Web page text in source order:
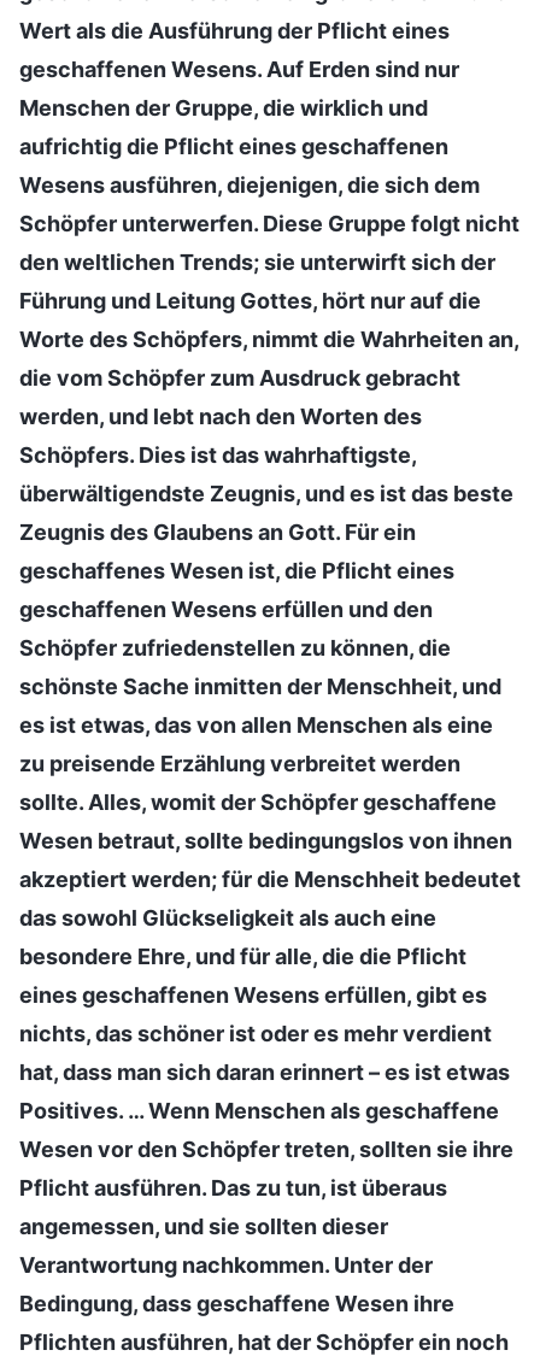
Wert als die Ausführung der Pflicht eines
geschaffenen Wesens. Auf Erden sind nur
Menschen der Gruppe, die wirklich und
aufrichtig die Pflicht eines geschaffenen
Wesens ausführen, diejenigen, die sich dem
Schöpfer unterwerfen. Diese Gruppe folgt nicht
den weltlichen Trends; sie unterwirft sich der
Führung und Leitung Gottes, hört nur auf die
Worte des Schöpfers, nimmt die Wahrheiten an,
die vom Schöpfer zum Ausdruck gebracht
werden, und lebt nach den Worten des
Schöpfers. Dies ist das wahrhaftigste,
überwältigendste Zeugnis, und es ist das beste
Zeugnis des Glaubens an Gott. Für ein
geschaffenes Wesen ist, die Pflicht eines
geschaffenen Wesens erfüllen und den
Schöpfer zufriedenstellen zu können, die
schönste Sache inmitten der Menschheit, und
es ist etwas, das von allen Menschen als eine
zu preisende Erzählung verbreitet werden
sollte. Alles, womit der Schöpfer geschaffene
Wesen betraut, sollte bedingungslos von ihnen
akzeptiert werden; für die Menschheit bedeutet
das sowohl Glückseligkeit als auch eine
besondere Ehre, und für alle, die die Pflicht
eines geschaffenen Wesens erfüllen, gibt es
nichts, das schöner ist oder es mehr verdient
hat, dass man sich daran erinnert – es ist etwas
Positives. … Wenn Menschen als geschaffene
Wesen vor den Schöpfer treten, sollten sie ihre
Pflicht ausführen. Das zu tun, ist überaus
angemessen, und sie sollten dieser
Verantwortung nachkommen. Unter der
Bedingung, dass geschaffene Wesen ihre
Pflichten ausführen, hat der Schöpfer ein noch